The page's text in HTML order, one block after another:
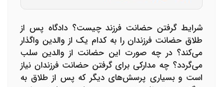
شرایط گرفتن حضانت فرزند چیست؟ دادگاه پس از
طلاق حضانت فرزندان را به کدام یک از والدین واگذار
می‌کند؟ در چه صورت این حضانت از والدین سلب
می‌گردد؟ چه مدارکی برای گرفتن حضانت فرزندان نیاز
است و بسیاری پرسش‌های دیگر که پس از طلاق به